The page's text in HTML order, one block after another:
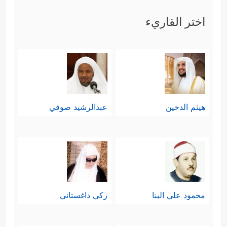
مكشوفة لقومه من خلال النقاط الآتية:
- أنه واضح معهم يتكلم بالحجة والدليل
﴿قَالَ یَـٰقَوۡمِ أَرَءَیۡتُمۡ إِن كُنتُ عَلَىٰ بَیِّنَةࣲ مِّن رَّبِّی﴾
- أنه من الطبقة الغنيّة في المجتمع؛
دفاع عن نفسه،
﴿وَرَزَقَنِی مِنۡهُ رِزۡقًا حَسَنࣰاۚ﴾
- أنه باستطاعته أن يفعل كما يفعل
اختر القاريء
هيثم الدخين عبدالرشيد صوفي
محمود علي البنا زكي داغستاني